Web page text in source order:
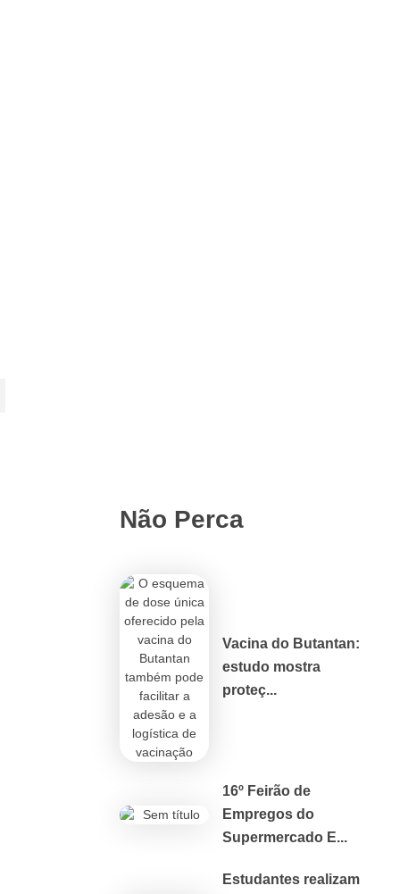
Não Perca
Vacina do Butantan:
estudo mostra
proteç...
16º Feirão de
Empregos do
Supermercado E...
Estudantes realizam